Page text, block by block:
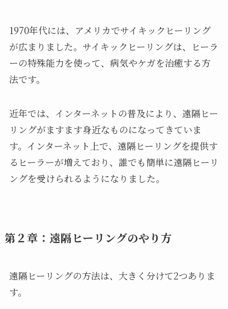
1970年代には、アメリカでサイキックヒーリング
が広まりました。サイキックヒーリングは、ヒーラ
ーの特殊能力を使って、病気やケガを治癒する方
法です。
近年では、インターネットの普及により、遠隔ヒー
リングがますます身近なものになってきていま
す。インターネット上で、遠隔ヒーリングを提供す
るヒーラーが増えており、誰でも簡単に遠隔ヒーリ
ングを受けられるようになりました。
第２章：遠隔ヒーリングのやり方
遠隔ヒーリングの方法は、大きく分けて2つありま
す。